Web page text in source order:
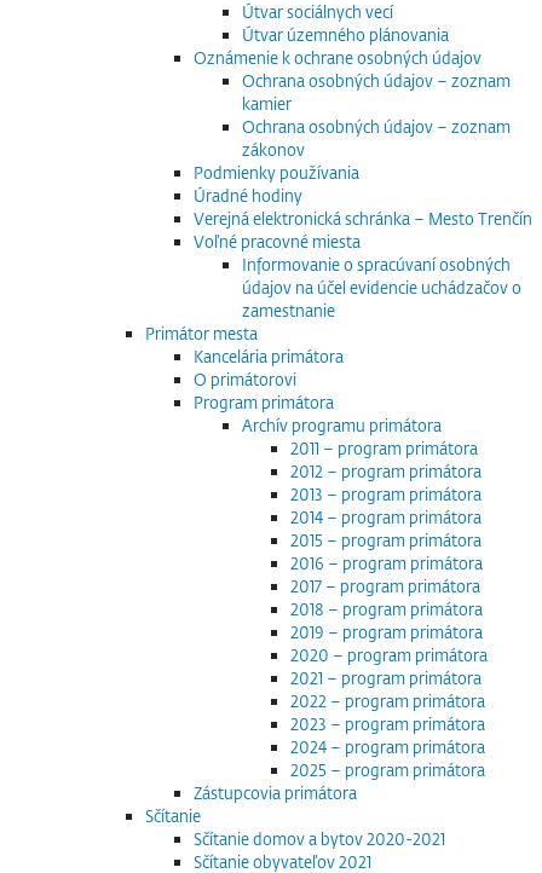
Útvar sociálnych vecí
Útvar územného plánovania
Oznámenie k ochrane osobných údajov
Ochrana osobných údajov – zoznam
kamier
Ochrana osobných údajov – zoznam
zákonov
Podmienky používania
Úradné hodiny
Verejná elektronická schránka – Mesto Trenčín
Voľné pracovné miesta
Informovanie o spracúvaní osobných
údajov na účel evidencie uchádzačov o
zamestnanie
Primátor mesta
Kancelária primátora
O primátorovi
Program primátora
Archív programu primátora
2011 – program primátora
2012 – program primátora
2013 – program primátora
2014 – program primátora
2015 – program primátora
2016 – program primátora
2017 – program primátora
2018 – program primátora
2019 – program primátora
2020 – program primátora
2021 – program primátora
2022 – program primátora
2023 – program primátora
2024 – program primátora
2025 – program primátora
Zástupcovia primátora
Sčítanie
Sčítanie domov a bytov 2020-2021
Sčítanie obyvateľov 2021